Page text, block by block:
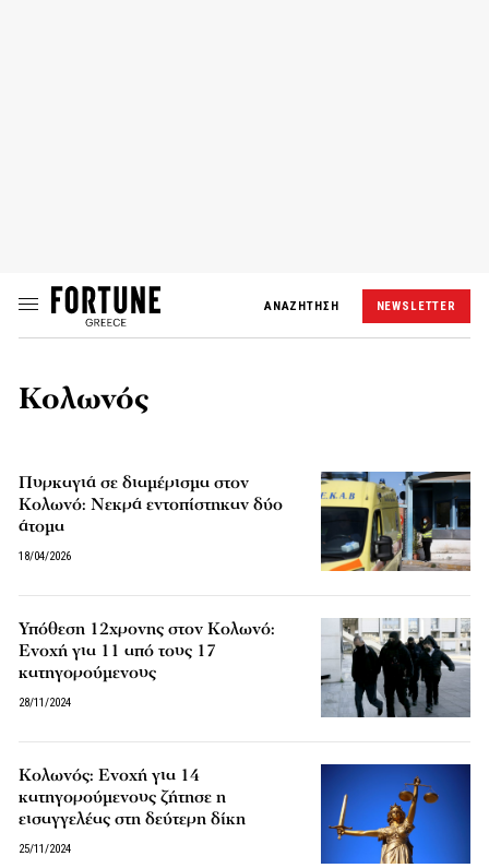
ΑΝΑΖΗΤΗΣΗ NEWSLETTER
Κολωνός
Πυρκαγιά σε διαμέρισμα στον
Κολωνό: Νεκρά εντοπίστηκαν δύο
άτομα
18/04/2026
Υπόθεση 12χρονης στον Κολωνό:
Ενοχή για 11 από τους 17
κατηγορούμενους
28/11/2024
Κολωνός: Ενοχή για 14
κατηγορούμενους ζήτησε η
εισαγγελέας στη δεύτερη δίκη
25/11/2024